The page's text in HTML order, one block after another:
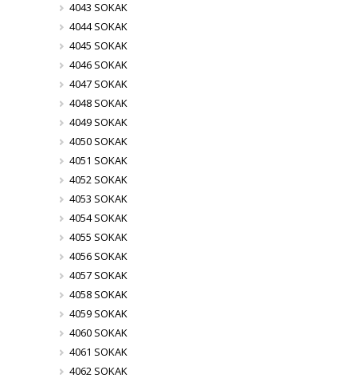
4043 SOKAK
4044 SOKAK
4045 SOKAK
4046 SOKAK
4047 SOKAK
4048 SOKAK
4049 SOKAK
4050 SOKAK
4051 SOKAK
4052 SOKAK
4053 SOKAK
4054 SOKAK
4055 SOKAK
4056 SOKAK
4057 SOKAK
4058 SOKAK
4059 SOKAK
4060 SOKAK
4061 SOKAK
4062 SOKAK